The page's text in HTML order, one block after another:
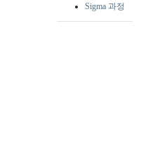
Sigma 과정